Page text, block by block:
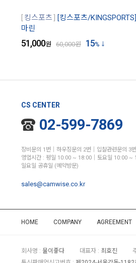
킹스포츠
[킹스포츠/
마린
51,000원 60,000원 15%
CS CENTER
02-599-7869
장비문의 1번│하우징문의 2번│입찰관련문의 3번
영업시간 : 평일 10:00 ~ 18:00│토요일 10:00 ~
일요일 공휴일 (예약방문)
sales@camwise.co.kr
HOME COMPANY AGREEMENT
회사명 : 물이좋다 대표자 : 최호진